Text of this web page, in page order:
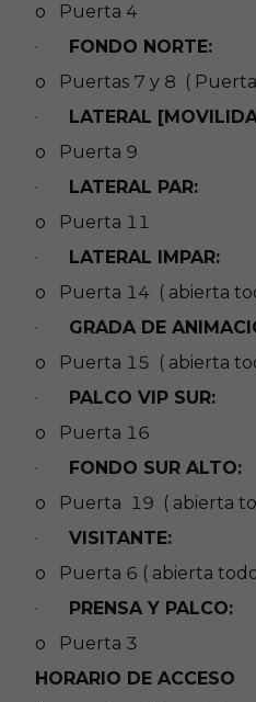
o Puerta 4
· FONDO NORTE:
o Puertas 7 y 8 (
· LATERAL
o Puerta 9
· LATERAL PAR:
o Puerta 11
· LATERAL IMPAR:
o Puerta 14 ( abierta
· GRADA DE
o Puerta 15 ( abierta
· PALCO VIP SUR:
o Puerta 16
· FONDO SUR ALTO:
o Puerta 19 ( abierta
· VISITANTE:
o Puerta 6 ( abierta
· PRENSA Y PALCO:
o Puerta 3
HORARIO DE ACCESO